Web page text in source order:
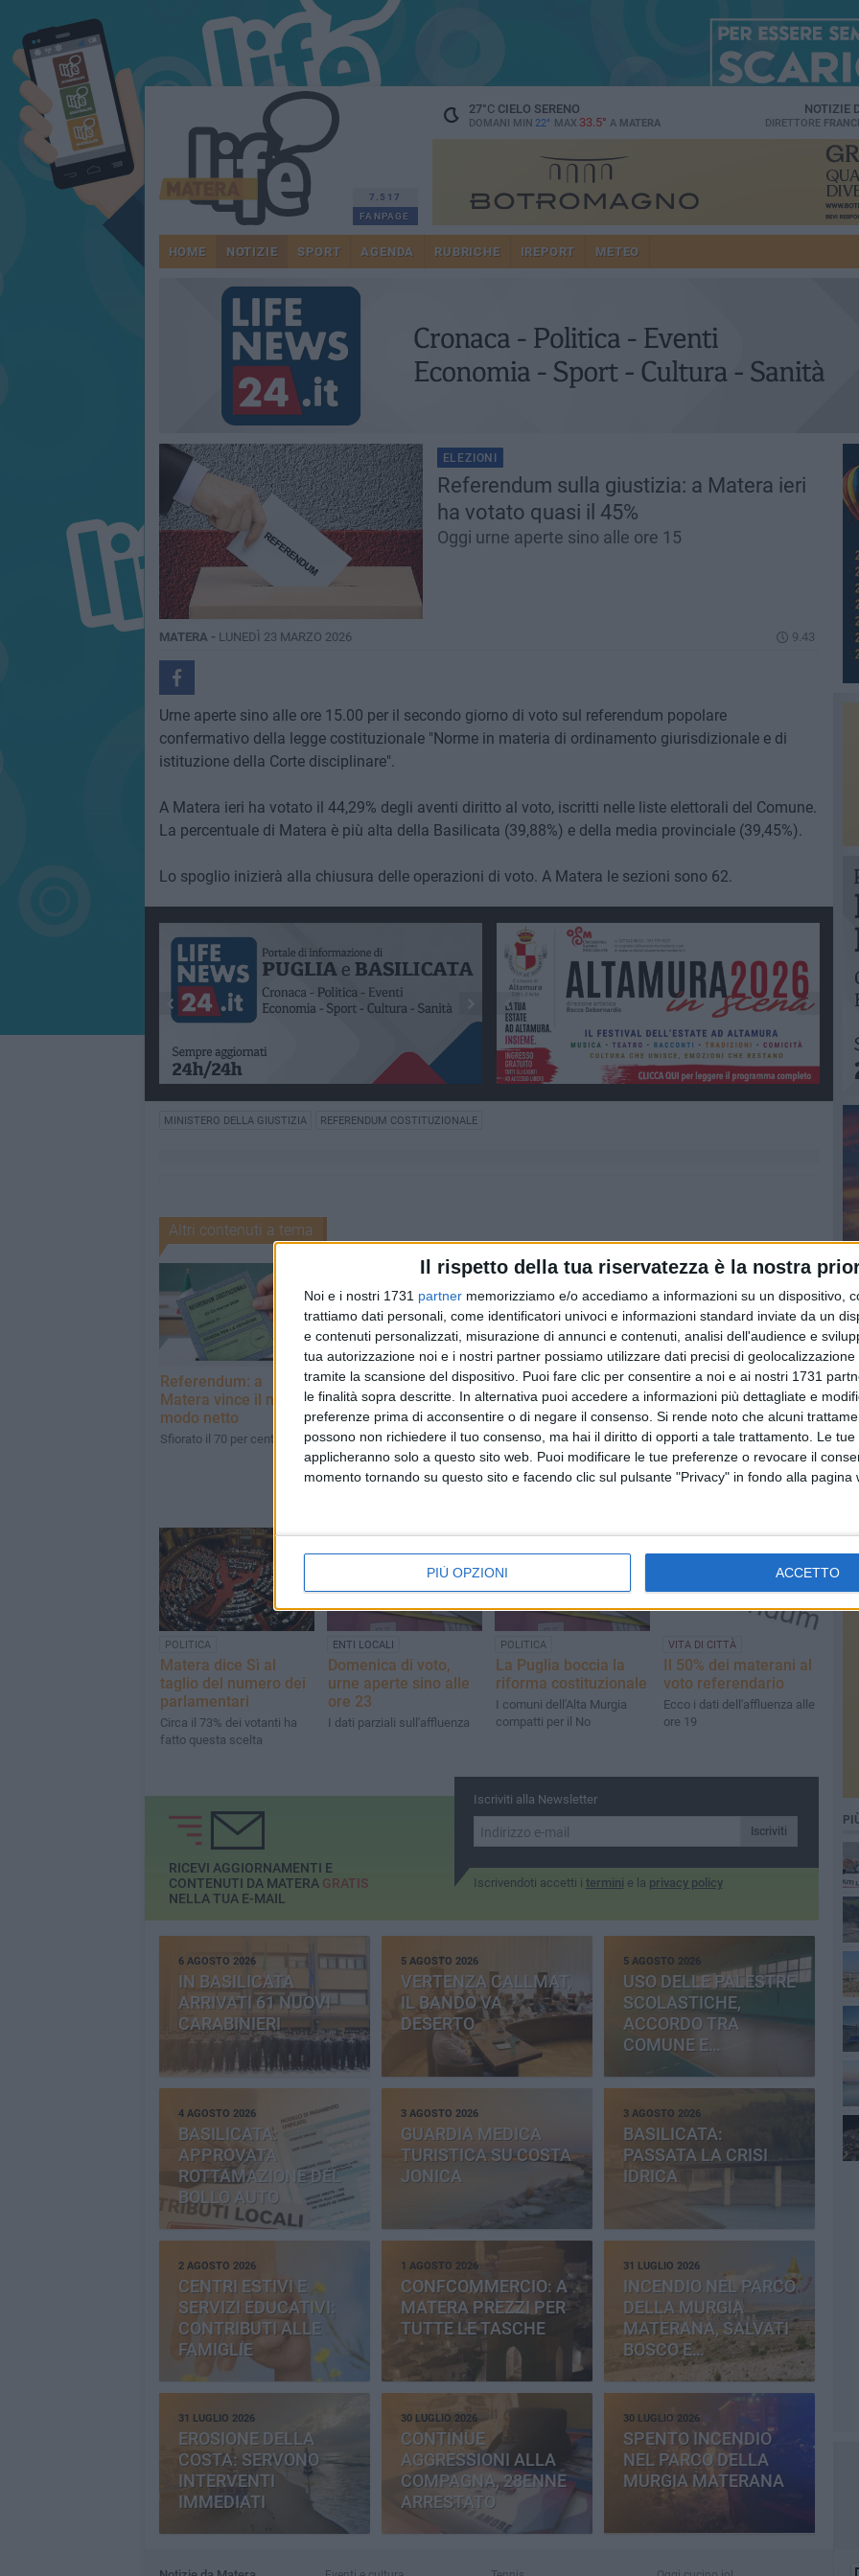
Il rispetto della tua riservatezza è la nostra
Noi e i nostri 1731 partner memorizziamo e/o accediamo a informazioni su un dispositivo,
trattiamo dati personali, come identificatori univoci e informazioni standard inviate da un
e contenuti personalizzati, misurazione di annunci e contenuti, analisi dell'audience e
tua autorizzazione noi e i nostri partner possiamo utilizzare dati precisi di
tramite la scansione del dispositivo. Puoi fare clic per consentire a noi e ai nostri 1731
le finalità sopra descritte. In alternativa puoi accedere a informazioni più dettagliate e
preferenze prima di acconsentire o di negare il consenso. Si rende noto che alcuni
possono non richiedere il tuo consenso, ma hai il diritto di opporti a tale trattamento. Le
applicheranno solo a questo sito web. Puoi modificare le tue preferenze o revocare il
momento tornando su questo sito e facendo clic sul pulsante "Privacy" in fondo alla pagina
PIÙ OPZIONI ACCETTO
7.517
FANPAGE
27°CCIELO SERENO
DOMANI MIN 22° MAX 33.5° A MATERA
NOTIZIE
DIRETTORE
HOME NOTIZIE SPORT AGENDA RUBRICHE IREPORT METEO
ELEZIONI
Referendum sulla giustizia: a Matera ieri
ha votato quasi il 45%
Oggi urne aperte sino alle ore 15
MATERA - LUNEDÌ 23 MARZO 2026 9.43
Urne aperte sino alle ore 15.00 per il secondo giorno di voto sul referendum popolare
confermativo della legge costituzionale "Norme in materia di ordinamento giurisdizionale e di
istituzione della Corte disciplinare".
A Matera ieri ha votato il 44,29% degli aventi diritto al voto, iscritti nelle liste elettorali del Comune.
La percentuale di Matera è più alta della Basilicata (39,88%) e della media provinciale (39,45%).
Lo spoglio inizierà alla chiusura delle operazioni di voto. A Matera le sezioni sono 62.
MINISTERO DELLA GIUSTIZIA REFERENDUM COSTITUZIONALE
Altri contenuti a tema
Referendum: a
Matera vince il no in
modo netto
Sfiorato il 70 per cento
Referendum sulla
giustizia: i dati
sull'affluenza a
Matera
Alle ore 19 ha votato oltre un
terzo degli elettori
ENTI LOCALI
A marzo il
referendum sulla
giustizia
Il Consiglio dei ministri ha
deciso le date
TERRITORIO
Inaugurato l'anno
giudiziario, il bilancio
in Basilicata
In aumento i reati
commessi dai minorenni
POLITICA
Matera dice Sì al
taglio del numero dei
parlamentari
Circa il 73% dei votanti ha
fatto questa scelta
ENTI LOCALI
Domenica di voto,
urne aperte sino alle
ore 23
I dati parziali sull'affluenza
POLITICA
La Puglia boccia la
riforma costituzionale
I comuni dell'Alta Murgia
compatti per il No
VITA DI CITTÀ
Il 50% dei materani al
voto referendario
Ecco i dati dell'affluenza alle
ore 19
Iscriviti alla Newsletter
Iscriviti
Iscrivendoti accetti i termini e la privacy policy
RICEVI AGGIORNAMENTI E
CONTENUTI DA MATERA GRATIS
NELLA TUA E-MAIL
6 AGOSTO 2026
IN BASILICATA
ARRIVATI 61 NUOVI
CARABINIERI
5 AGOSTO 2026
VERTENZA CALLMAT,
IL BANDO VA
DESERTO
5 AGOSTO 2026
USO DELLE PALESTRE
SCOLASTICHE,
ACCORDO TRA
COMUNE E
PROVINCIA
4 AGOSTO 2026
BASILICATA:
APPROVATA
ROTTAMAZIONE DEL
BOLLO AUTO
3 AGOSTO 2026
GUARDIA MEDICA
TURISTICA SU COSTA
JONICA
3 AGOSTO 2026
BASILICATA:
PASSATA LA CRISI
IDRICA
2 AGOSTO 2026
CENTRI ESTIVI E
SERVIZI EDUCATIVI:
CONTRIBUTI ALLE
FAMIGLIE
1 AGOSTO 2026
CONFCOMMERCIO: A
MATERA PREZZI PER
TUTTE LE TASCHE
31 LUGLIO 2026
INCENDIO NEL PARCO
DELLA MURGIA
MATERANA, SALVATI
BOSCO E
CEMENTERIA
31 LUGLIO 2026
EROSIONE DELLA
COSTA: SERVONO
INTERVENTI
IMMEDIATI
30 LUGLIO 2026
CONTINUE
AGGRESSIONI ALLA
COMPAGNA, 28ENNE
ARRESTATO
30 LUGLIO 2026
SPENTO INCENDIO
NEL PARCO DELLA
MURGIA MATERANA